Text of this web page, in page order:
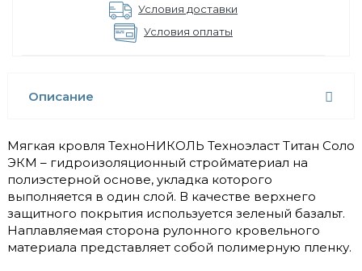
Условия доставки
Условия оплаты
Описание
Мягкая кровля ТехноНИКОЛЬ Техноэласт Титан Соло
ЭКМ – гидроизоляционный стройматериал на
полиэстерной основе, укладка которого
выполняется в один слой. В качестве верхнего
защитного покрытия используется зеленый базальт.
Наплавляемая сторона рулонного кровельного
материала представляет собой полимерную пленку.